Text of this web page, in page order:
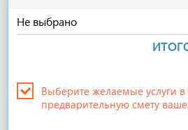
Не выбрано
Выберите желаемые услуги
предварительную смету